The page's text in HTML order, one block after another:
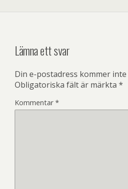
Lämna ett svar
Din e-postadress kommer
Obligatoriska fält är märkta *
Kommentar*